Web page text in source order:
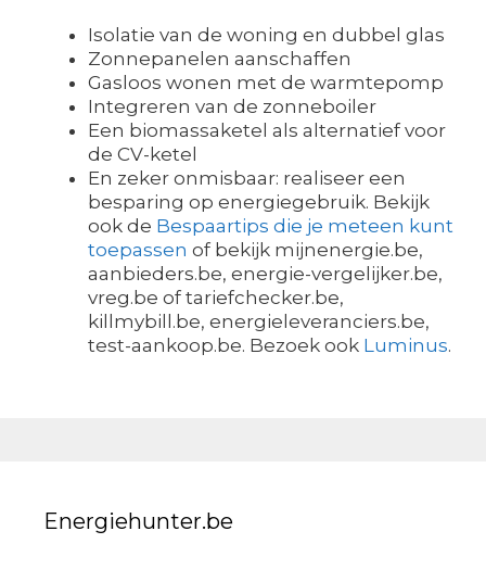
Isolatie van de woning en dubbel glas
Zonnepanelen aanschaffen
Gasloos wonen met de warmtepomp
Integreren van de zonneboiler
Een biomassaketel als alternatief voor
de CV-ketel
En zeker onmisbaar: realiseer een
besparing op energiegebruik. Bekijk
ook de Bespaartips die je meteen kunt
toepassen of bekijk mijnenergie.be,
aanbieders.be, energie-vergelijker.be,
vreg.be of tariefchecker.be,
killmybill.be, energieleveranciers.be,
test-aankoop.be. Bezoek ook Luminus.
Energiehunter.be